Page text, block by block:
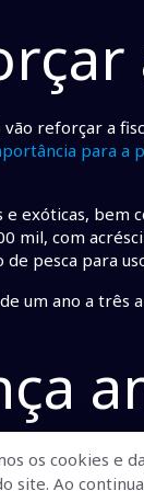
reforçar a
para a
e exóticas,
mil, com
pesca para
um ano a três
os cookies e
site. Ao